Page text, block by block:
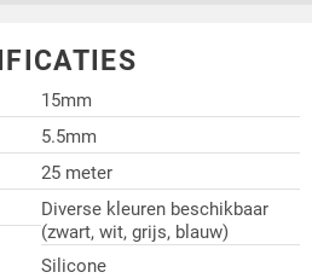
15mm
5.5mm
25 meter
Diverse kleuren beschikbaar
(zwart, wit, grijs, blauw)
Silicone